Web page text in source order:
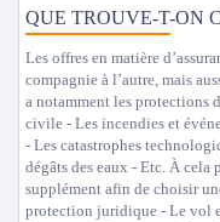
QUE TROUVE-T-ON
Les offres en matière
compagnie à l’autre, mais
a notamment les protections
civile - Les incendies et
- Les catastrophes
dégâts des eaux - Etc. À cela
supplément afin de choisir
protection juridique - Le vol